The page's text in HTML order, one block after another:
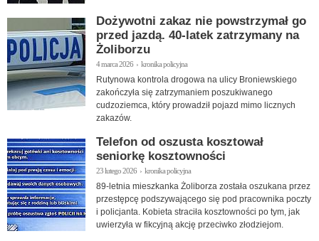
Dożywotni zakaz nie powstrzymał go
przed jazdą. 40-latek zatrzymany na
Żoliborzu
4 marca 2026 › kronika policyjna
Rutynowa kontrola drogowa na ulicy Broniewskiego
zakończyła się zatrzymaniem poszukiwanego
cudzoziemca, który prowadził pojazd mimo licznych
zakazów.
Telefon od oszusta kosztował
seniorkę kosztowności
23 lutego 2026 › kronika policyjna
89-letnia mieszkanka Żoliborza została oszukana przez
przestępcę podszywającego się pod pracownika poczty
i policjanta. Kobieta straciła kosztowności po tym, jak
uwierzyła w fikcyjną akcję przeciwko złodziejom.